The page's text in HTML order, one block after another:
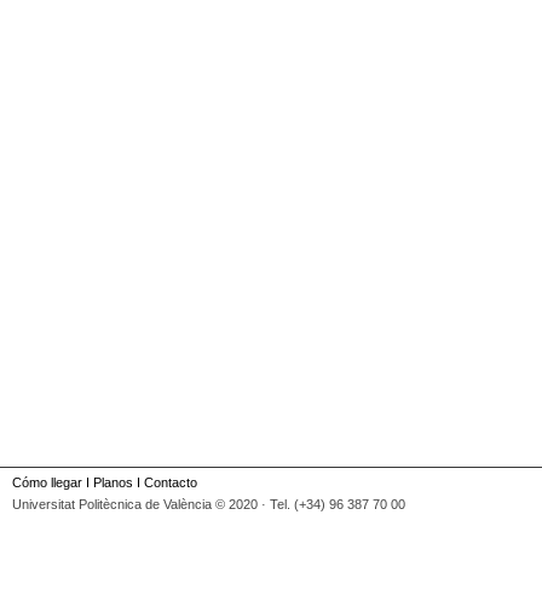
Cómo llegar I Planos I Contacto
Universitat Politècnica de València © 2020 · Tel. (+34) 96 387 70 00